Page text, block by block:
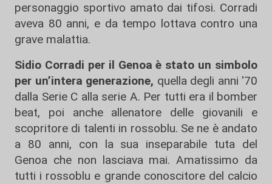
personaggio sportivo amato dai tifosi. Corradi
aveva 80 anni, e da tempo lottava contro una
grave malattia.
Sidio Corradi per il Genoa è stato un simbolo
per un’intera generazione, quella degli anni '70
dalla Serie C alla serie A. Per tutti era il bomber
beat, poi anche allenatore delle giovanili e
scopritore di talenti in rossoblu. Se ne è andato
a 80 anni, con la sua inseparabile tuta del
Genoa che non lasciava mai. Amatissimo da
tutti i rossoblu e grande conoscitore del calcio